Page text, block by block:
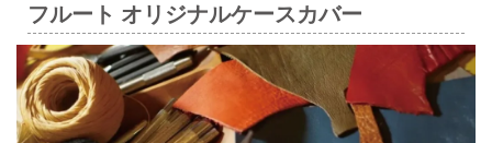
フルート オリジナルケースカバー